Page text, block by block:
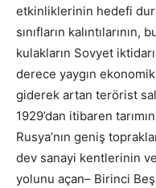
etkinliklerinin hedefi
sınıfların kalıntılarının,
kulakların Sovyet
derece yaygın
giderek artan terörist
1929’dan itibaren
Rusya’nın geniş
dev sanayi kentlerinin
yolunu açan– Birinci Beş